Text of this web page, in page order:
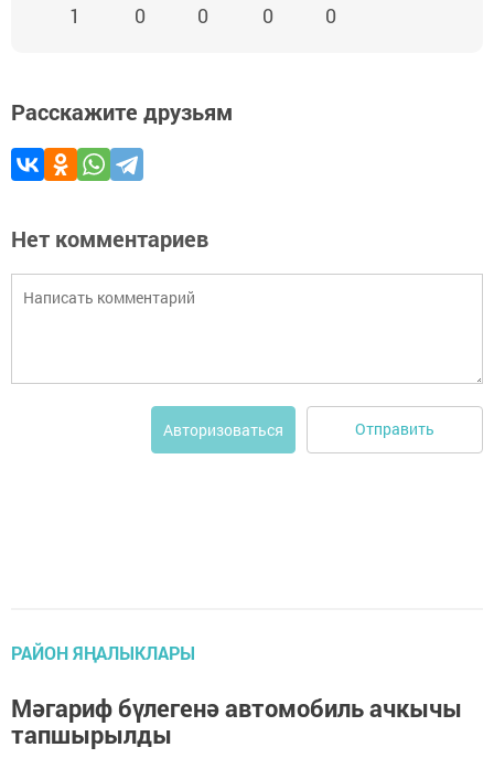
1 0 0 0 0
Расскажите друзьям
Нет комментариев
Авторизоваться Отправить
РАЙОН ЯҢАЛЫКЛАРЫ
Мәгариф бүлегенә автомобиль ачкычы
тапшырылды